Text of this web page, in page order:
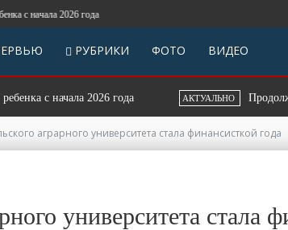
2026 года
РУБРИКИ ФОТО ВИДЕО
с начала 2026 года АКТУАЛЬНО
аграрного университета стала финансисткой года
университета стала